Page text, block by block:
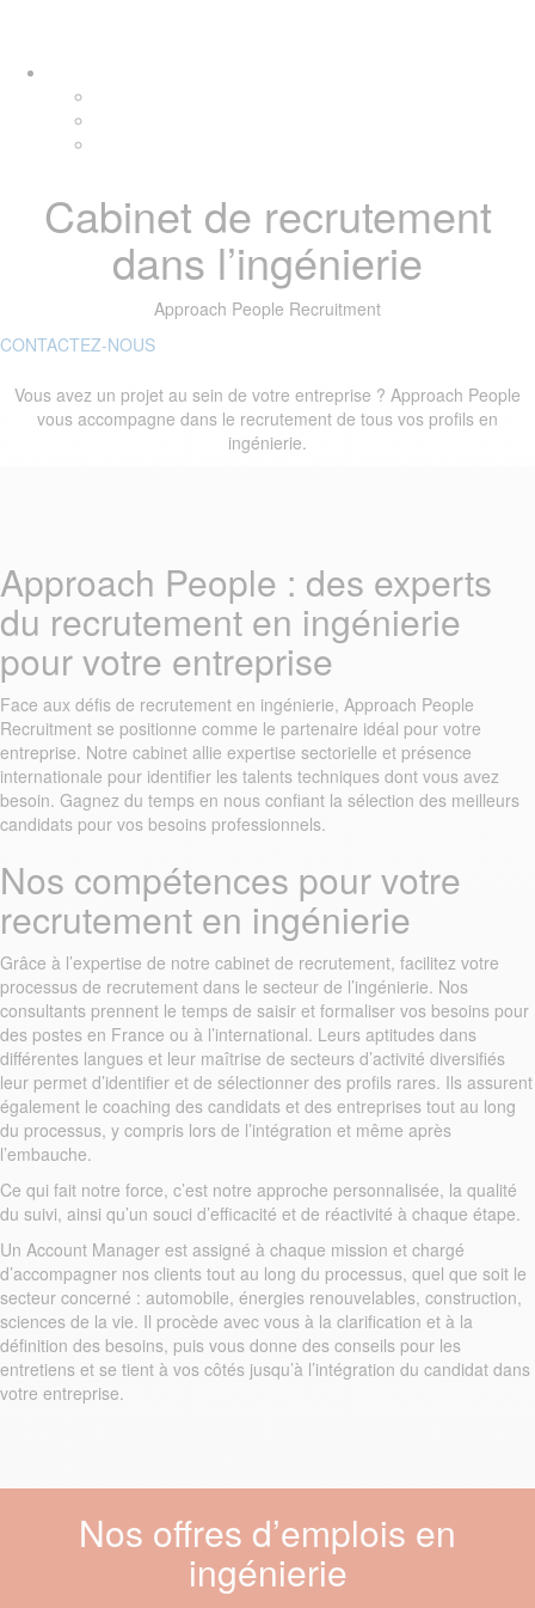
navigation
Cabinet de recrutement
dans l’ingénierie
Approach People Recruitment
CONTACTEZ-NOUS
Vous avez un projet au sein de votre entreprise ? Approach People
vous accompagne dans le recrutement de tous vos profils en
ingénierie.
Approach People : des experts
du recrutement en ingénierie
pour votre entreprise
Face aux défis de recrutement en ingénierie, Approach People
Recruitment se positionne comme le partenaire idéal pour votre
entreprise. Notre cabinet allie expertise sectorielle et présence
internationale pour identifier les talents techniques dont vous avez
besoin. Gagnez du temps en nous confiant la sélection des meilleurs
candidats pour vos besoins professionnels.
Nos compétences pour votre
recrutement en ingénierie
Grâce à l’expertise de notre cabinet de recrutement, facilitez votre
processus de recrutement dans le secteur de l’ingénierie. Nos
consultants prennent le temps de saisir et formaliser vos besoins pour
des postes en France ou à l’international. Leurs aptitudes dans
différentes langues et leur maîtrise de secteurs d’activité diversifiés
leur permet d’identifier et de sélectionner des profils rares. Ils assurent
également le coaching des candidats et des entreprises tout au long
du processus, y compris lors de l’intégration et même après
l’embauche.
Ce qui fait notre force, c’est notre approche personnalisée, la qualité
du suivi, ainsi qu’un souci d’efficacité et de réactivité à chaque étape.
Un Account Manager est assigné à chaque mission et chargé
d’accompagner nos clients tout au long du processus, quel que soit le
secteur concerné : automobile, énergies renouvelables, construction,
sciences de la vie. Il procède avec vous à la clarification et à la
définition des besoins, puis vous donne des conseils pour les
entretiens et se tient à vos côtés jusqu’à l’intégration du candidat dans
votre entreprise.
Nos offres d’emplois en
ingénierie